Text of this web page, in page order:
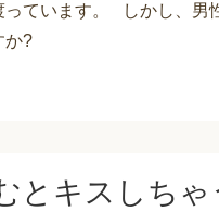
っています。 しかし、男
か?
とキスしちゃ